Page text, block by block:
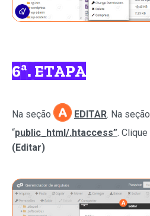
6ª. ETAPA
Na seção EDITAR. Na seção
“public_html/.htaccess”. C
(Editar)